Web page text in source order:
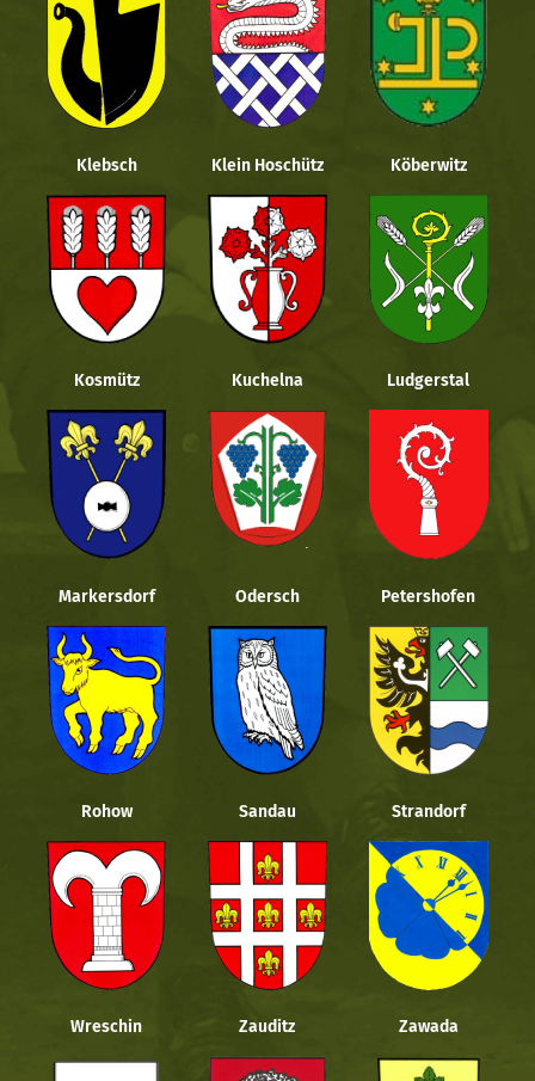
Klebsch Klein Hoschütz Köberwitz
Kosmütz Kuchelna Ludgerstal
Markersdorf Odersch Petershofen
Rohow Sandau Strandorf
Wreschin Zauditz Zawada